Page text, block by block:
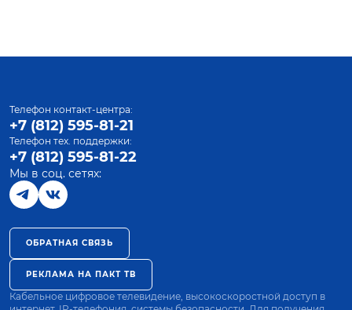
Телефон контакт-центра:
+7 (812) 595-81-21
Телефон тех. поддержки:
+7 (812) 595-81-22
Мы в соц. сетях:
ОБРАТНАЯ СВЯЗЬ
РЕКЛАМА НА ПАКТ ТВ
Кабельное цифровое телевидение, высокоскоростной доступ в